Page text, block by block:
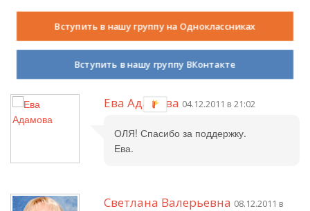
станешь министром культуры. 5
баллов.
Ева Адамова 04.12.2011 в 21:02
ОЛЯ! Спасибо за поддержку.
Ева.
Светлана Валерьевна 08.12.2011 в
Вступить в нашу группу на Одноклассниках
Вступить в нашу группу ВКонтакте